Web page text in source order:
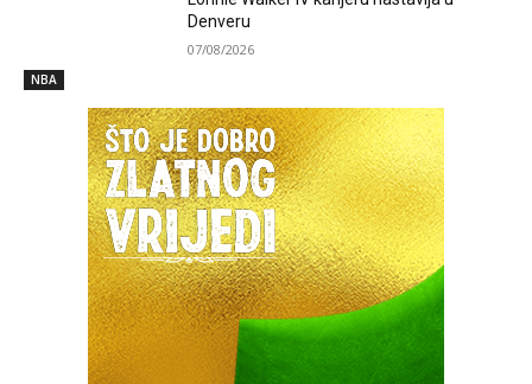
NBA
Denveru
07/08/2026